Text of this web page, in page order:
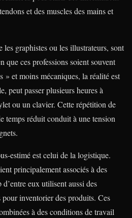
et des muscles des mains et
les graphistes ou les illustrateurs, sont
que ces professions soient souvent
» et moins mécaniques, la réalité est
peut passer plusieurs heures à
ou un clavier. Cette répétition de
temps réduit conduit à une tension
estimé est celui de la logistique.
principalement associés à des
eux utilisent aussi des
pour inventorier des produits. Ces
à des conditions de travail